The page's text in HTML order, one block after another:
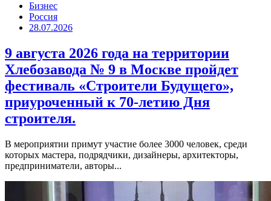
Бизнес
Россия
28.07.2026
9 августа 2026 года на территории
Хлебозавода № 9 в Москве пройдет
фестиваль «Строители Будущего»,
приуроченный к 70-летию Дня
строителя.
В мероприятии примут участие более 3000 человек, среди
которых мастера, подрядчики, дизайнеры, архитекторы,
предприниматели, авторы...